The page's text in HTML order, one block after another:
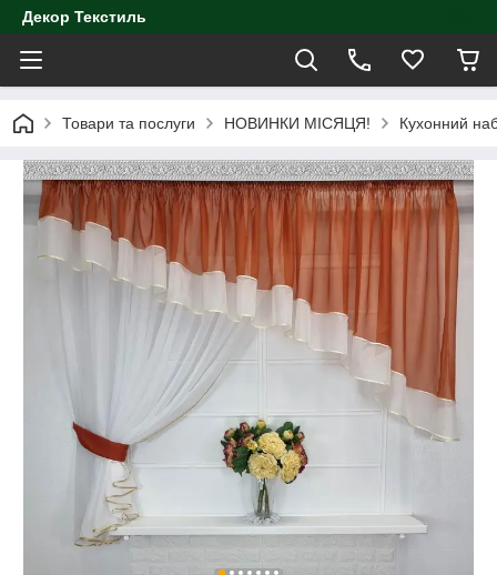
Декор Текстиль
Товари та послуги НОВИНКИ МІСЯЦЯ! Кухонний